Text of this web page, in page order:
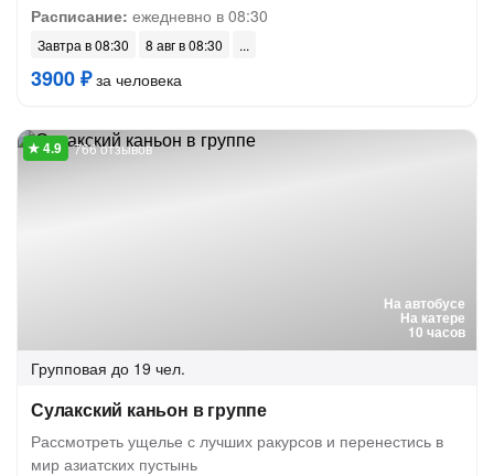
Расписание: ежедневно в 08:30
Завтра в 08:30 8 авг в 08:30
3900 ₽за человека
На автобусе
На катере
10 часов
766 отзывов
Групповая до 19 чел.
Сулакский каньон в группе
Рассмотреть ущелье с лучших ракурсов и перенестись в
мир азиатских пустынь